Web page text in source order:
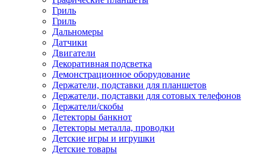
Гриль
Гриль
Дальномеры
Датчики
Двигатели
Декоративная подсветка
Демонстрационное оборудование
Держатели, подставки для планшетов
Держатели, подставки для сотовых телефонов
Держатели/скобы
Детекторы банкнот
Детекторы металла, проводки
Детские игры и игрушки
Детские товары